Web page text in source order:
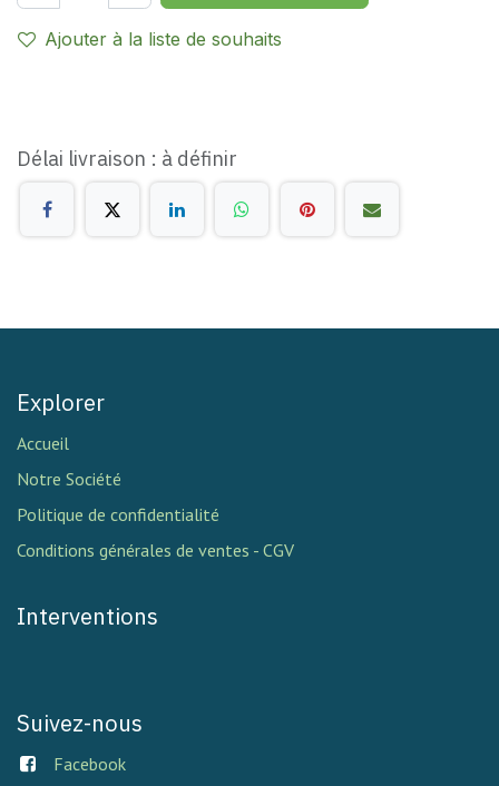
Ajouter à la liste de souhaits
Délai livraison : à définir
Explorer
Accueil
Notre Société
Politique de confidentialité
Conditions générales de ventes - CGV
Interventions
Suivez-nous
Facebook